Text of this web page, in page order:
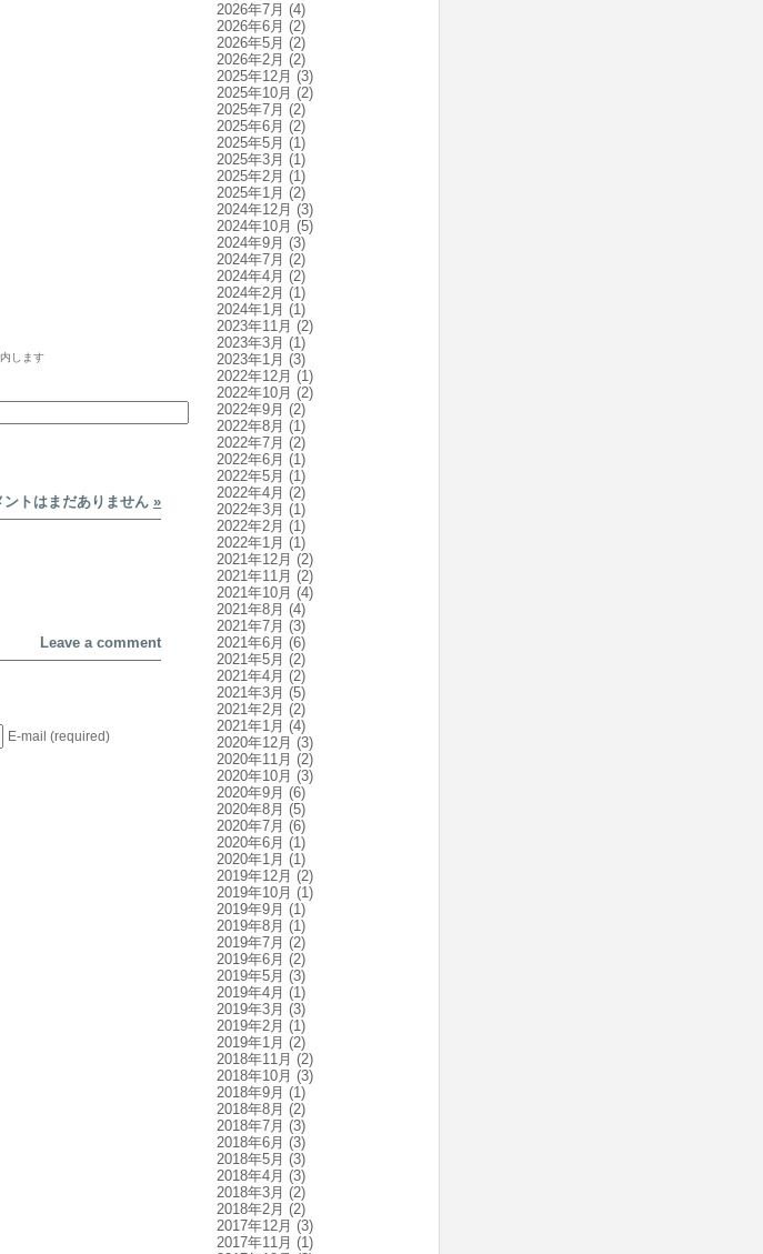
します
ントはまだありません »
Leave a comment
E-mail (required)
2026年7月 (4)
2026年6月 (2)
2026年5月 (2)
2026年2月 (2)
2025年12月 (3)
2025年10月 (2)
2025年7月 (2)
2025年6月 (2)
2025年5月 (1)
2025年3月 (1)
2025年2月 (1)
2025年1月 (2)
2024年12月 (3)
2024年10月 (5)
2024年9月 (3)
2024年7月 (2)
2024年4月 (2)
2024年2月 (1)
2024年1月 (1)
2023年11月 (2)
2023年3月 (1)
2023年1月 (3)
2022年12月 (1)
2022年10月 (2)
2022年9月 (2)
2022年8月 (1)
2022年7月 (2)
2022年6月 (1)
2022年5月 (1)
2022年4月 (2)
2022年3月 (1)
2022年2月 (1)
2022年1月 (1)
2021年12月 (2)
2021年11月 (2)
2021年10月 (4)
2021年8月 (4)
2021年7月 (3)
2021年6月 (6)
2021年5月 (2)
2021年4月 (2)
2021年3月 (5)
2021年2月 (2)
2021年1月 (4)
2020年12月 (3)
2020年11月 (2)
2020年10月 (3)
2020年9月 (6)
2020年8月 (5)
2020年7月 (6)
2020年6月 (1)
2020年1月 (1)
2019年12月 (2)
2019年10月 (1)
2019年9月 (1)
2019年8月 (1)
2019年7月 (2)
2019年6月 (2)
2019年5月 (3)
2019年4月 (1)
2019年3月 (3)
2019年2月 (1)
2019年1月 (2)
2018年11月 (2)
2018年10月 (3)
2018年9月 (1)
2018年8月 (2)
2018年7月 (3)
2018年6月 (3)
2018年5月 (3)
2018年4月 (3)
2018年3月 (2)
2018年2月 (2)
2017年12月 (3)
2017年11月 (1)